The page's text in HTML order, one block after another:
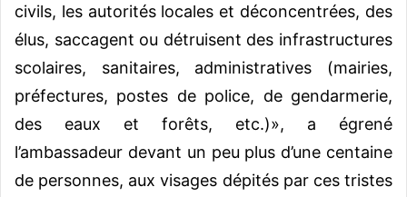
civils, les autorités locales et déconcentrées, des
élus, saccagent ou détruisent des infrastructures
scolaires, sanitaires, administratives (mairies,
préfectures, postes de police, de gendarmerie,
des eaux et forêts, etc.)», a égrené
l’ambassadeur devant un peu plus d’une centaine
de personnes, aux visages dépités par ces tristes